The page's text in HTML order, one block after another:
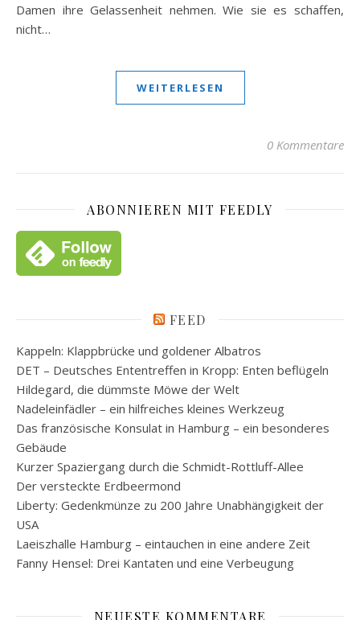
Damen ihre Gelassenheit nehmen. Wie sie es schaffen,
nicht…
WEITERLESEN
0 Kommentare
ABONNIEREN MIT FEEDLY
FEED
Kappeln: Klappbrücke und goldener Albatros
DET – Deutsches Ententreffen in Kropp: Enten beflügeln
Hildegard, die dümmste Möwe der Welt
Nadeleinfädler – ein hilfreiches kleines Werkzeug
Das französische Konsulat in Hamburg – ein besonderes
Gebäude
Kurzer Spaziergang durch die Schmidt-Rottluff-Allee
Der versteckte Erdbeermond
Liberty: Gedenkmünze zu 200 Jahre Unabhängigkeit der
USA
Laeiszhalle Hamburg – eintauchen in eine andere Zeit
Fanny Hensel: Drei Kantaten und eine Verbeugung
NEUESTE KOMMENTARE